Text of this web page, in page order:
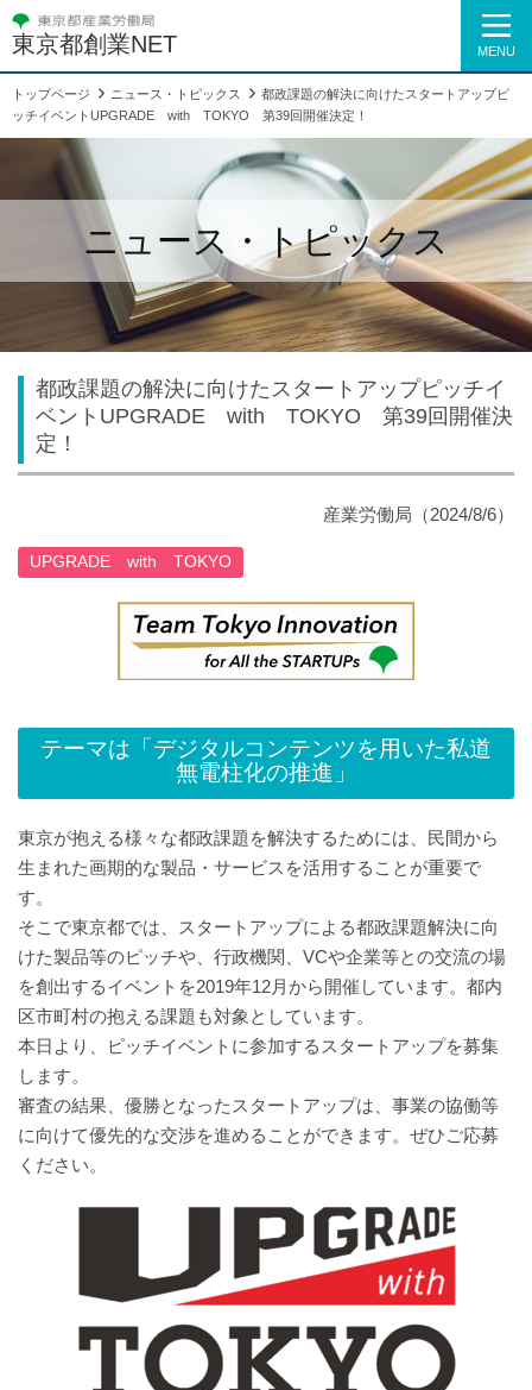
東京都創業NET MENU
トップページ ニュース・トピックス
都政課題の解決に向けたスタートアップピ
ッチイベントUPGRADE with TOKYO 第39回開催決定！
ニュース・トピックス
都政課題の解決に向けたスタートアップピッチイ
ベントUPGRADE with TOKYO 第39回開催決
定！
産業労働局（2024/8/6）
UPGRADE with TOKYO
テーマは「デジタルコンテンツを用いた私道
無電柱化の推進」
東京が抱える様々な都政課題を解決するためには、民間から
生まれた画期的な製品・サービスを活用することが重要で
す。
そこで東京都では、スタートアップによる都政課題解決に向
けた製品等のピッチや、行政機関、VCや企業等との交流の場
を創出するイベントを2019年12月から開催しています。都内
区市町村の抱える課題も対象としています。
本日より、ピッチイベントに参加するスタートアップを募集
します。
審査の結果、優勝となったスタートアップは、事業の協働等
に向けて優先的な交渉を進めることができます。ぜひご応募
ください。